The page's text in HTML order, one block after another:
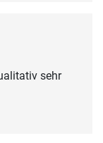
sehr